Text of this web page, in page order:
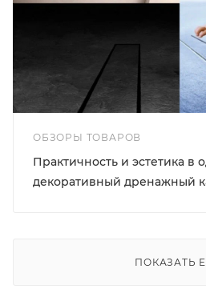
ОБЗОРЫ ТОВАРОВ
Практичность и эстетика
декоративный дренажный
ПОКАЗАТЬ